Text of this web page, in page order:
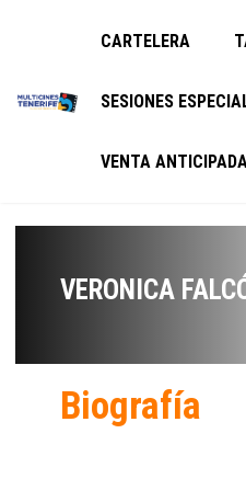
CARTELERA
SESIONES
VENTA
VERONICA
Biografía